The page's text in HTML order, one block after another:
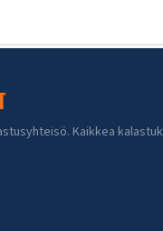
Kaikkea